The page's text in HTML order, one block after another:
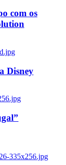
com os
Disney
335x256.jpg